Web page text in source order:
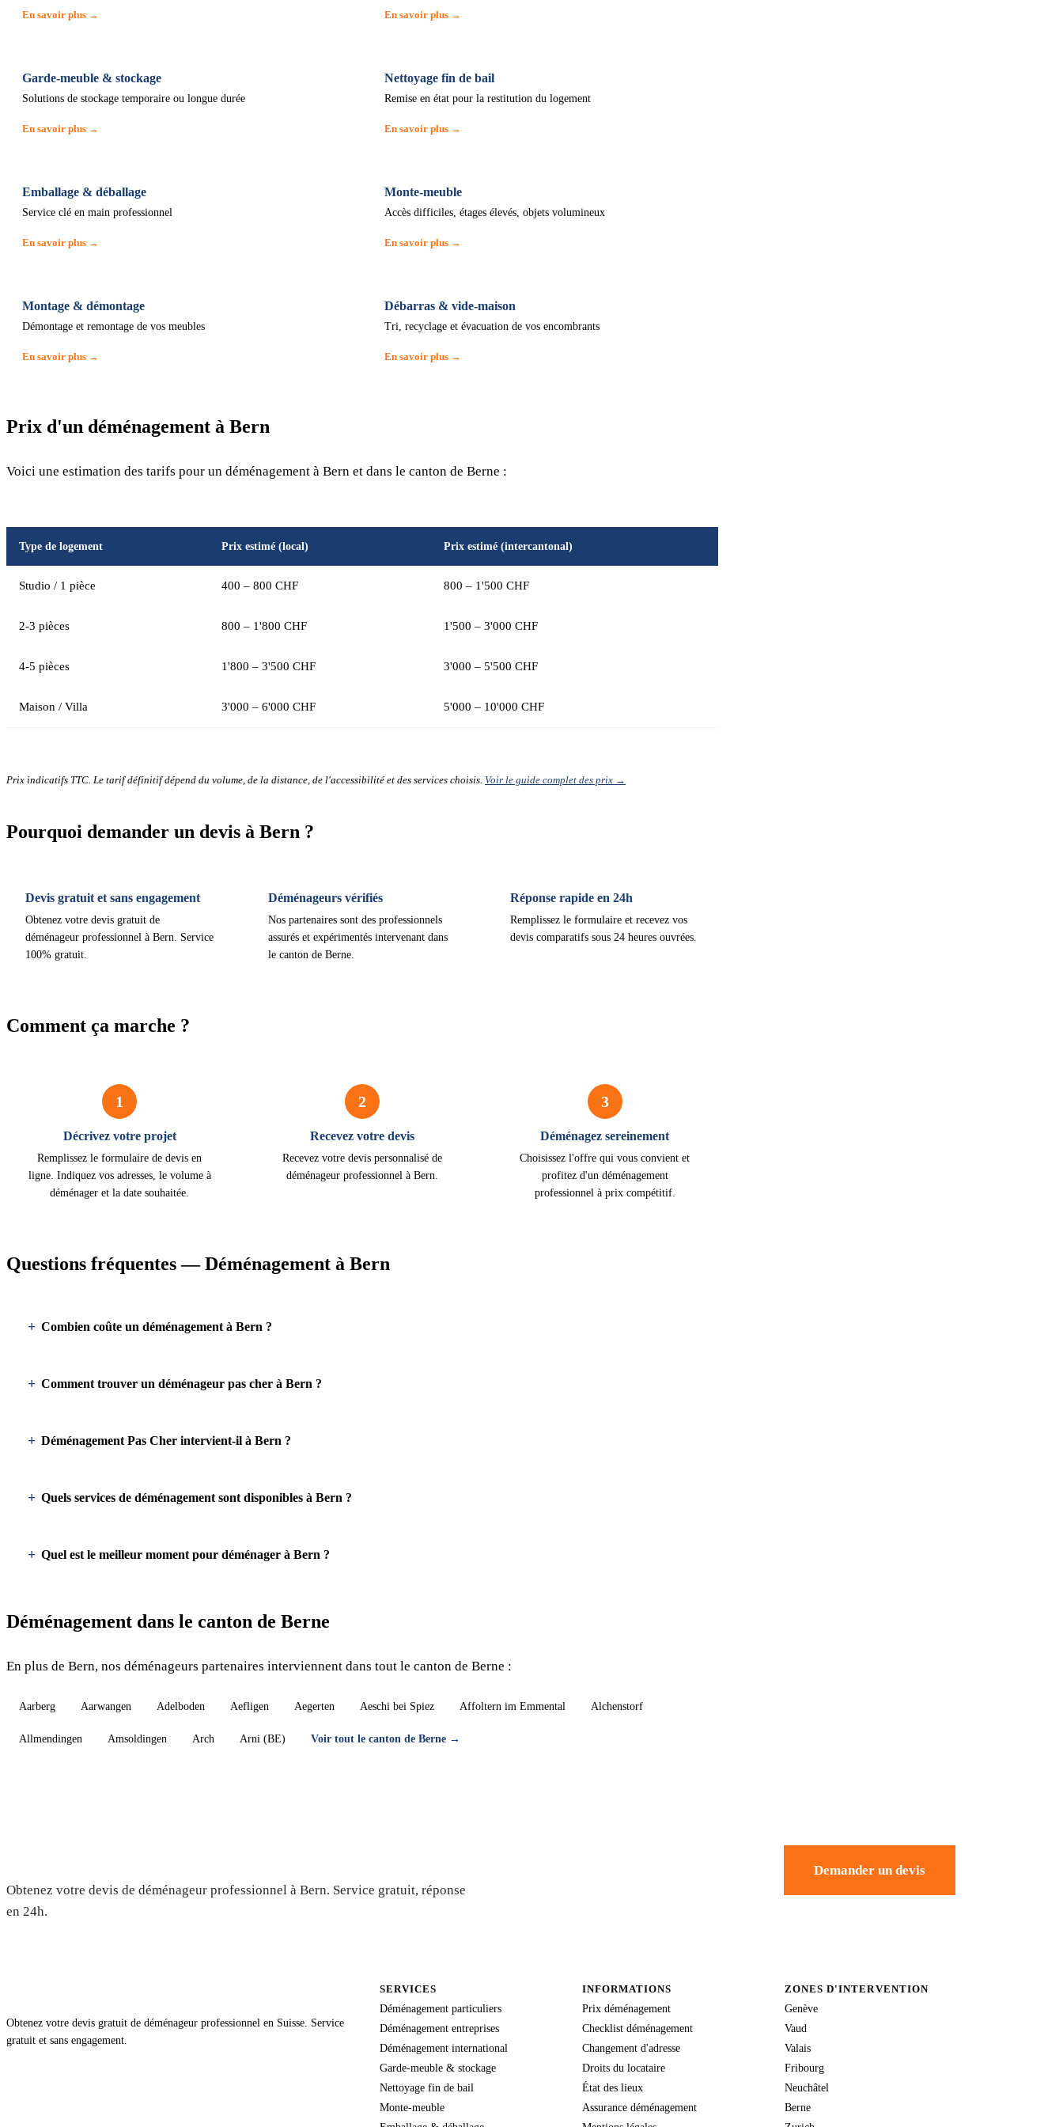
En savoir plus → En savoir plus →
Garde-meuble & stockage
Solutions de stockage temporaire ou longue durée
En savoir plus →
Nettoyage fin de bail
Remise en état pour la restitution du logement
En savoir plus →
Emballage & déballage
Service clé en main professionnel
En savoir plus →
Monte-meuble
Accès difficiles, étages élevés, objets volumineux
En savoir plus →
Montage & démontage
Démontage et remontage de vos meubles
En savoir plus →
Débarras & vide-maison
Tri, recyclage et évacuation de vos encombrants
En savoir plus →
Prix d'un déménagement à Bern
Voici une estimation des tarifs pour un déménagement à Bern et dans le canton de Berne :
Type de logement Prix estimé (local) Prix estimé (intercantonal)
Studio / 1 pièce 400 – 800 CHF 800 – 1'500 CHF
2-3 pièces 800 – 1'800 CHF 1'500 – 3'000 CHF
4-5 pièces 1'800 – 3'500 CHF 3'000 – 5'500 CHF
Maison / Villa 3'000 – 6'000 CHF 5'000 – 10'000 CHF
Prix indicatifs TTC. Le tarif définitif dépend du volume, de la distance, de l'accessibilité et des services choisis. Voir le guide complet des prix →
Pourquoi demander un devis à Bern ?
Devis gratuit et sans engagement
Obtenez votre devis gratuit de
déménageur professionnel à Bern. Service
100% gratuit.
Déménageurs vérifiés
Nos partenaires sont des professionnels
assurés et expérimentés intervenant dans
le canton de Berne.
Réponse rapide en 24h
Remplissez le formulaire et recevez vos
devis comparatifs sous 24 heures ouvrées.
Comment ça marche ?
1
Décrivez votre projet
Remplissez le formulaire de devis en
ligne. Indiquez vos adresses, le volume à
déménager et la date souhaitée.
2
Recevez votre devis
Recevez votre devis personnalisé de
déménageur professionnel à Bern.
3
Déménagez sereinement
Choisissez l'offre qui vous convient et
profitez d'un déménagement
professionnel à prix compétitif.
Questions fréquentes — Déménagement à Bern
Combien coûte un déménagement à Bern ?
Comment trouver un déménageur pas cher à Bern ?
Déménagement Pas Cher intervient-il à Bern ?
Quels services de déménagement sont disponibles à Bern ?
Quel est le meilleur moment pour déménager à Bern ?
Déménagement dans le canton de Berne
En plus de Bern, nos déménageurs partenaires interviennent dans tout le canton de Berne :
Aarberg Aarwangen Adelboden Aefligen Aegerten Aeschi bei Spiez Affoltern im Emmental Alchenstorf
Allmendingen Amsoldingen Arch Arni (BE) Voir tout le canton de Berne →
Obtenez votre devis de déménageur professionnel à Bern. Service gratuit, réponse
en 24h.
Demander un devis
Obtenez votre devis gratuit de déménageur professionnel en Suisse. Service
gratuit et sans engagement.
SERVICES
Déménagement particuliers
Déménagement entreprises
Déménagement international
Garde-meuble & stockage
Nettoyage fin de bail
Monte-meuble
INFORMATIONS
Prix déménagement
Checklist déménagement
Changement d'adresse
Droits du locataire
État des lieux
Assurance déménagement
ZONES D'INTERVENTION
Genève
Vaud
Valais
Fribourg
Neuchâtel
Berne